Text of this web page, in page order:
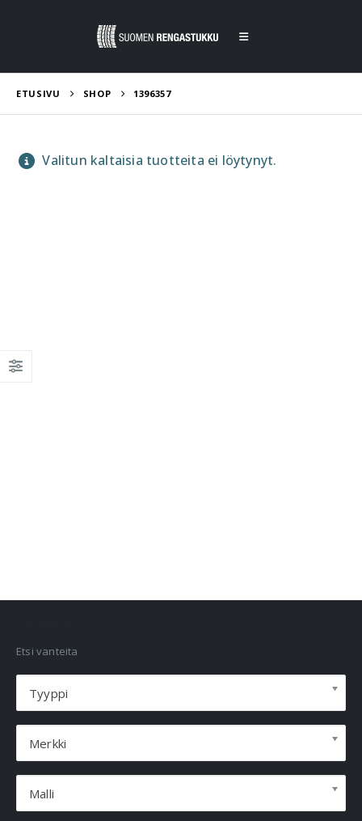
ETUSIVU SHOP 1396357
Valitun kaltaisia tuotteita ei löytynyt.
Etsi vanteita
Tyyppi
Merkki
Malli